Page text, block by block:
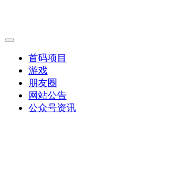
首码项目
游戏
朋友圈
网站公告
公众号资讯